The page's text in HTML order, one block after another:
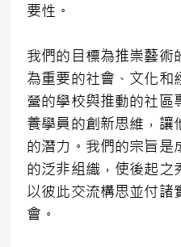
要性。
我們的目標為推崇藝術
為重要的社會、文化和
營的學校與推動的社區
養學員的創新思維，讓
的潛力。我們的宗旨是
的泛非組織，使後起之
以彼此交流構思並付諸
會。